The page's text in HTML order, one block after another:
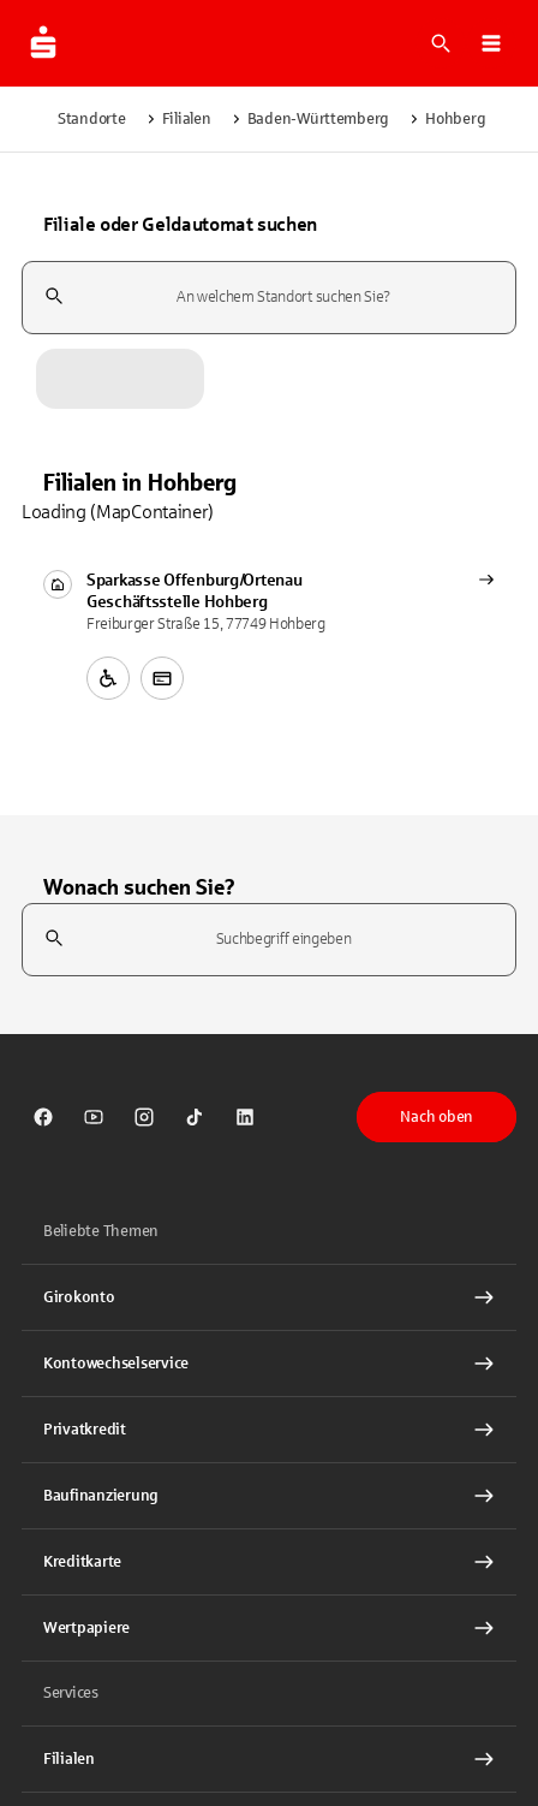
Suche
Standorte Filialen Baden-Württemberg Hohberg
Filiale oder Geldautomat suchen
Suchfeld
Filialen in Hohberg
Sparkasse Offenburg/Ortenau
Geschäftsstelle Hohberg
Freiburger Straße 15, 77749 Hohberg
Loading (MapContainer)
Wonach suchen Sie?
Suchfeld
Sparkasse auf Facebook
Sparkasse auf Youtube
Sparkasse auf Instagram
Sparkasse auf TikTok
Sparkasse auf LinkedIn
Nach oben
Beliebte Themen
Girokonto
Kontowechselservice
Privatkredit
Baufinanzierung
Kreditkarte
Wertpapiere
Services
Filialen